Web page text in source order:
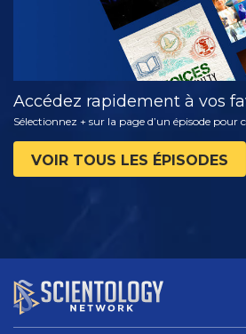
Accédez rapidement à vos
Sélectionnez + sur la page d’un épisode pour
VOIR TOUS LES ÉPISODES